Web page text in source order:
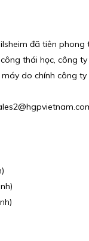
đã tiên
thái học, công
do chính công